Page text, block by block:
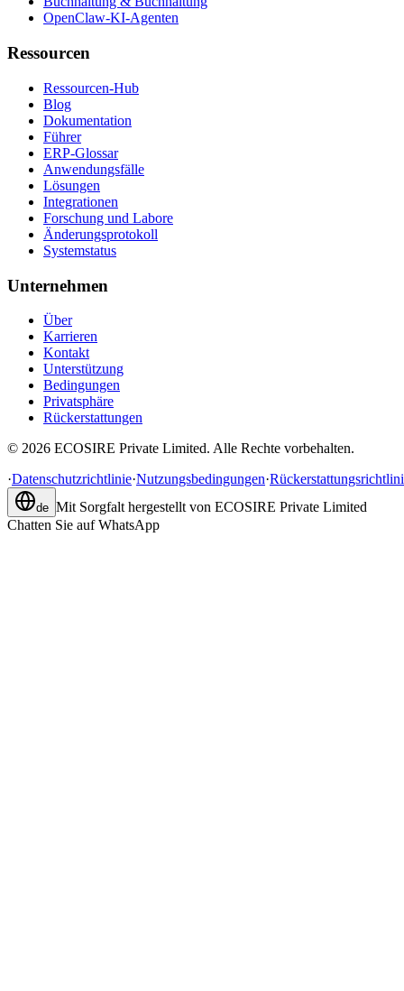
OpenClaw-KI-Agenten
Ressourcen
Ressourcen-Hub
Blog
Dokumentation
Führer
ERP-Glossar
Anwendungsfälle
Lösungen
Integrationen
Forschung und Labore
Änderungsprotokoll
Systemstatus
Unternehmen
Über
Karrieren
Kontakt
Unterstützung
Bedingungen
Privatsphäre
Rückerstattungen
© 2026 ECOSIRE Private Limited. Alle Rechte vorbehalten.
·Datenschutzrichtlinie·Nutzungsbedingungen·
de Mit Sorgfalt hergestellt von ECOSIRE Private Limited
Chatten Sie auf WhatsApp